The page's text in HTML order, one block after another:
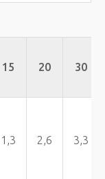
15 20 30
1,3 2,6 3,3